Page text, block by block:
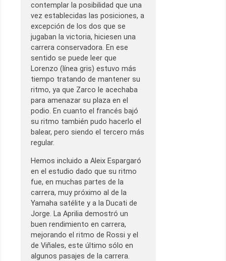
contemplar la posibilidad que una
vez establecidas las posiciones, a
excepción de los dos que se
jugaban la victoria, hiciesen una
carrera conservadora. En ese
sentido se puede leer que
Lorenzo (línea gris) estuvo más
tiempo tratando de mantener su
ritmo, ya que Zarco le acechaba
para amenazar su plaza en el
podio. En cuanto el francés bajó
su ritmo también pudo hacerlo el
balear, pero siendo el tercero más
regular.
Hemos incluido a Aleix Espargaró
en el estudio dado que su ritmo
fue, en muchas partes de la
carrera, muy próximo al de la
Yamaha satélite y a la Ducati de
Jorge. La Aprilia demostró un
buen rendimiento en carrera,
mejorando el ritmo de Rossi y el
de Viñales, este último sólo en
algunos pasajes de la carrera.